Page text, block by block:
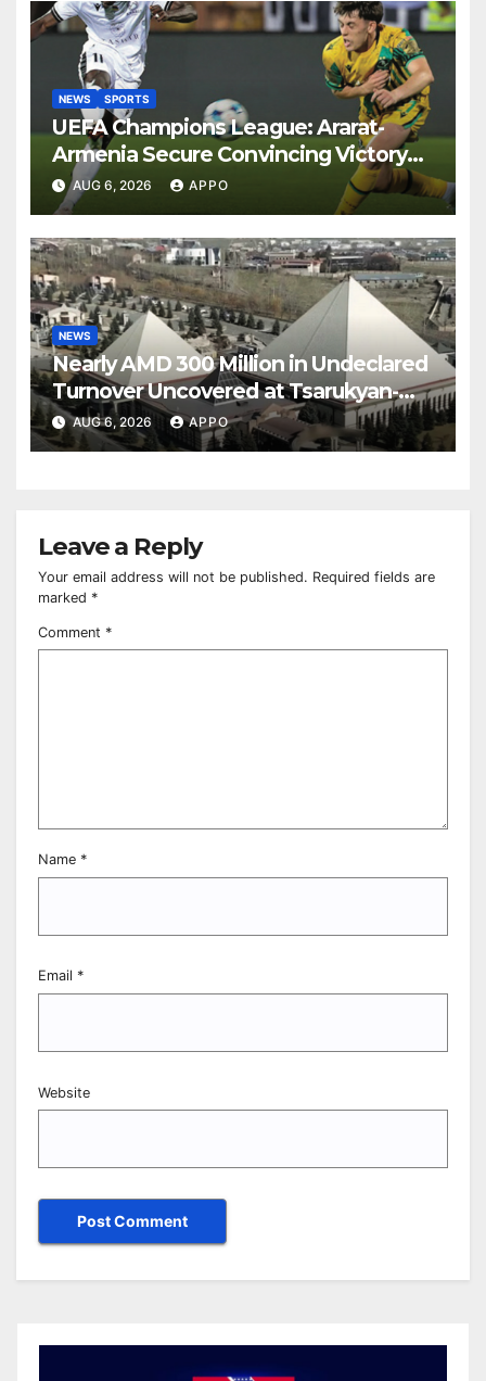
NEWS SPORTS
UEFA Champions League: Ararat-
Armenia Secure Convincing Victory
Over Shamrock Rovers 2-0
AUG 6, 2026 APPO
NEWS
Nearly AMD 300 Million in Undeclared
Turnover Uncovered at Tsarukyan-
Owned Entertainment Center
AUG 6, 2026 APPO
Leave a Reply
Your email address will not be published. Required fields are
marked *
Comment *
Name *
Email *
Website